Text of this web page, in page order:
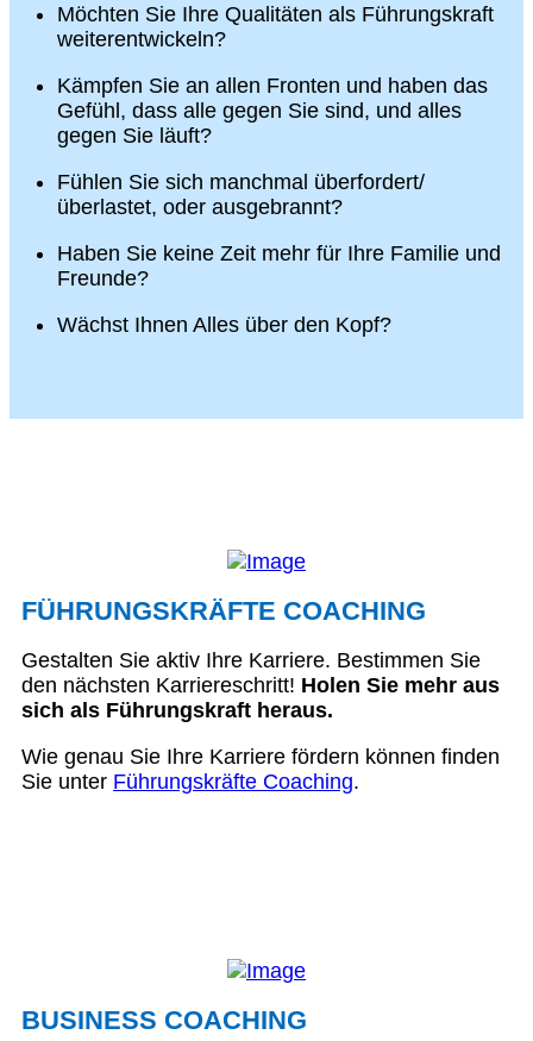
Möchten Sie Ihre Qualitäten als Führungskraft
weiterentwickeln?
Kämpfen Sie an allen Fronten und haben das
Gefühl, dass alle gegen Sie sind, und alles
gegen Sie läuft?
Fühlen Sie sich manchmal überfordert/
überlastet, oder ausgebrannt?
Haben Sie keine Zeit mehr für Ihre Familie und
Freunde?
Wächst Ihnen Alles über den Kopf?
FÜHRUNGSKRÄFTE COACHING
Gestalten Sie aktiv Ihre Karriere. Bestimmen Sie
den nächsten Karriereschritt! Holen Sie mehr aus
sich als Führungskraft heraus.
Wie genau Sie Ihre Karriere fördern können finden
Sie unter Führungskräfte Coaching.
BUSINESS COACHING